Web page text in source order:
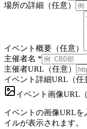
場所の詳細（任意）
イベント概要（任意）
主催者名 *
主催者URL（任意）
イベント詳細URL（任
イベント画像URL（
イベントの画像URL
イルが表示されます。